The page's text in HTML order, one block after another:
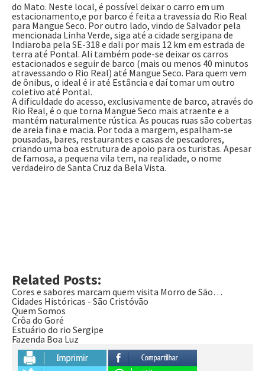
do Mato. Neste local, é possível deixar o carro em um
estacionamento,e por barco é feita a travessia do Rio Real
para Mangue Seco. Por outro lado, vindo de Salvador pela
mencionada Linha Verde, siga até a cidade sergipana de
Indiaroba pela SE-318 e dali por mais 12 km em estrada de
terra até Pontal. Ali também pode-se deixar os carros
estacionados e seguir de barco (mais ou menos 40 minutos
atravessando o Rio Real) até Mangue Seco. Para quem vem
de ônibus, o ideal é ir até Estância e daí tomar um outro
coletivo até Pontal.
A dificuldade do acesso, exclusivamente de barco, através do
Rio Real, é o que torna Mangue Seco mais atraente e a
mantém naturalmente rústica. As poucas ruas são cobertas
de areia fina e macia. Por toda a margem, espalham-se
pousadas, bares, restaurantes e casas de pescadores,
criando uma boa estrutura de apoio para os turistas. Apesar
de famosa, a pequena vila tem, na realidade, o nome
verdadeiro de Santa Cruz da Bela Vista.
Related Posts:
Cores e sabores marcam quem visita Morro de São…
Cidades Históricas - São Cristóvão
Quem Somos
Crôa do Goré
Estuário do rio Sergipe
Fazenda Boa Luz